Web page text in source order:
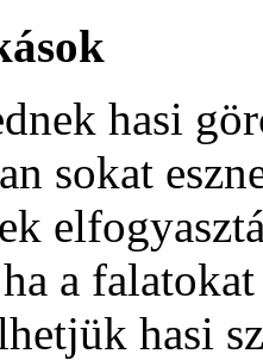
hasi
sokat
a
hasi